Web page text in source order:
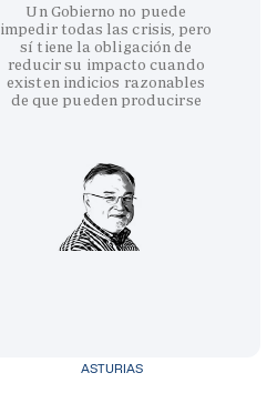
Un Gobierno no puede
impedir todas las crisis, pero
sí tiene la obligación de
reducir su impacto cuando
existen indicios razonables
de que pueden producirse
ASTURIAS